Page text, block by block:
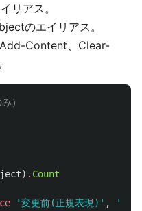
リアス。
のエイリアス。
Content、Clear-
）
) . Count
'変更前(正規表現)' ,
'変